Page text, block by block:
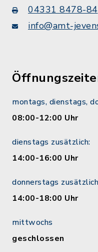
04331 8478-84
info@amt-
montags, dienstags,
08:00-12:00 Uhr
dienstags zusätzlich:
14:00-16:00 Uhr
donnerstags
14:00-18:00 Uhr
mittwochs
geschlossen